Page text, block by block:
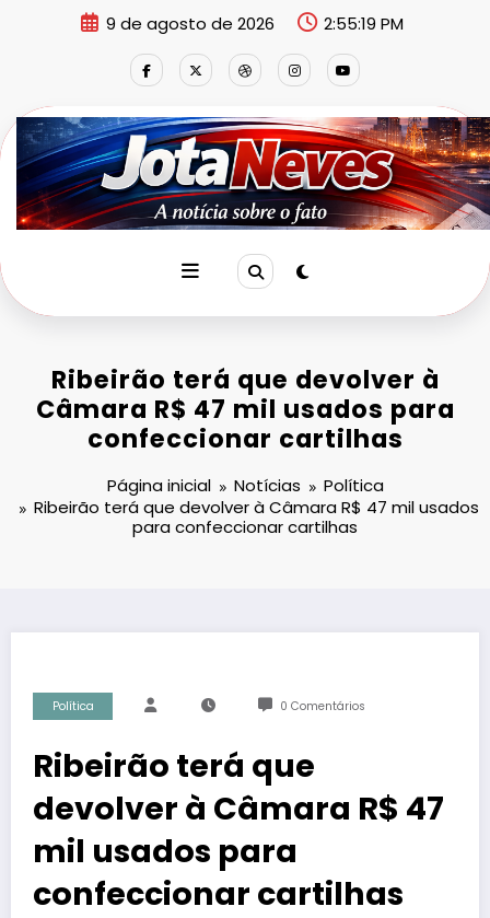
9 de agosto de 2026 2:55:19 PM
Ribeirão terá que devolver à
Câmara R$ 47 mil usados para
confeccionar cartilhas
Página inicial Notícias
Política
Ribeirão terá que devolver à Câmara R$ 47 mil usados
para confeccionar cartilhas
Política 0 Comentários
Ribeirão terá que
devolver à Câmara R$ 47
mil usados para
confeccionar cartilhas